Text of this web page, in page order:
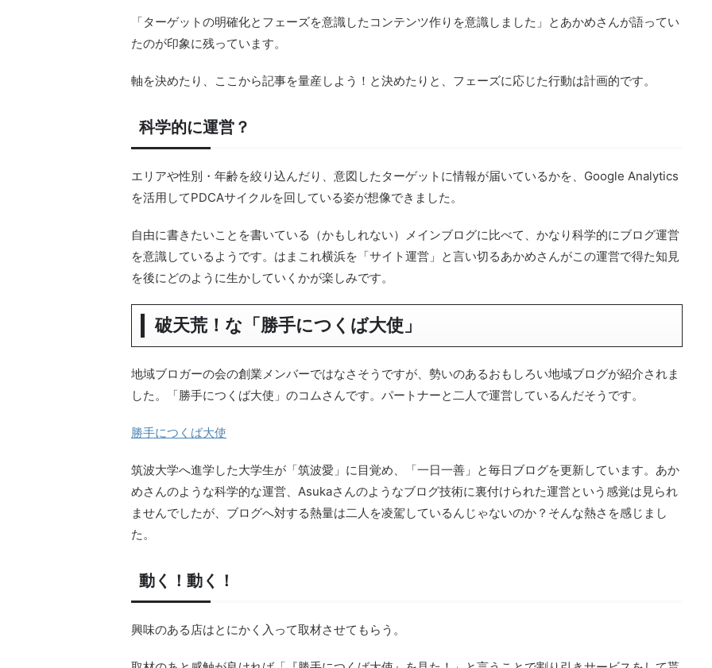
「ターゲットの明確化とフェーズを意識したコンテンツ作りを意識しました」とあかめさんが語ってい
たのが印象に残っています。
軸を決めたり、ここから記事を量産しよう！と決めたりと、フェーズに応じた行動は計画的です。
科学的に運営？
エリアや性別・年齢を絞り込んだり、意図したターゲットに情報が届いているかを、Google Analytics
を活用してPDCAサイクルを回している姿が想像できました。
自由に書きたいことを書いている（かもしれない）メインブログに比べて、かなり科学的にブログ運営
を意識しているようです。はまこれ横浜を「サイト運営」と言い切るあかめさんがこの運営で得た知見
を後にどのように生かしていくかが楽しみです。
破天荒！な「勝手につくば大使」
地域ブロガーの会の創業メンバーではなさそうですが、勢いのあるおもしろい地域ブログが紹介されま
した。「勝手につくば大使」のコムさんです。パートナーと二人で運営しているんだそうです。
勝手につくば大使
筑波大学へ進学した大学生が「筑波愛」に目覚め、「一日一善」と毎日ブログを更新しています。あか
めさんのような科学的な運営、Asukaさんのようなブログ技術に裏付けられた運営という感覚は見られ
ませんでしたが、ブログへ対する熱量は二人を凌駕しているんじゃないのか？そんな熱さを感じまし
た。
動く！動く！
興味のある店はとにかく入って取材させてもらう。